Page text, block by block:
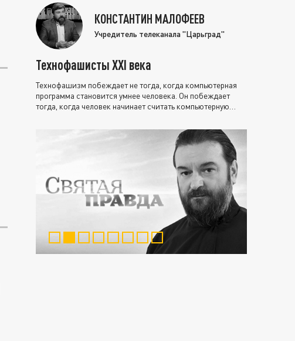
КОНСТАНТИН МАЛОФЕЕВ
Учредитель телеканала "Царьград"
Технофашисты XXI века
Технофашизм побеждает не тогда, когда компьютерная
программа становится умнее человека. Он побеждает
тогда, когда человек начинает считать компьютерную